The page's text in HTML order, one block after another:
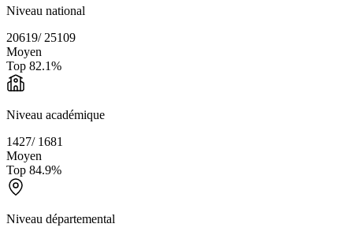
Niveau national
20619/ 25109
Moyen
Top 82.1%
Niveau académique
1427/ 1681
Moyen
Top 84.9%
Niveau départemental